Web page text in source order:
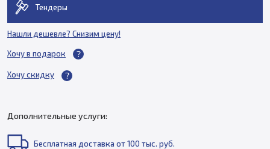
Тендеры
Нашли дешевле? Снизим цену!
Хочу в подарок
Хочу скидку
Дополнительные услуги:
Бесплатная доставка от 100 тыс. руб.